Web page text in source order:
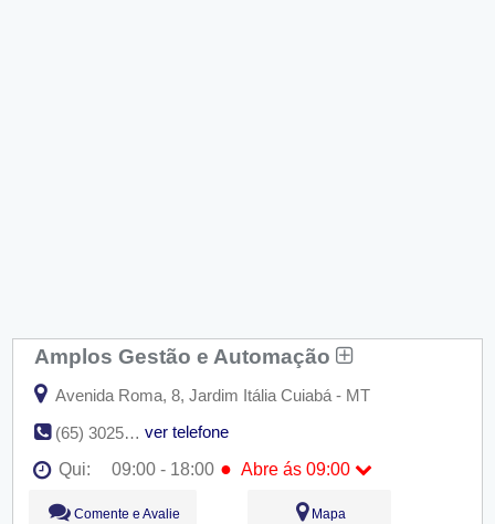
Amplos Gestão e Automação
Avenida Roma, 8, Jardim Itália Cuiabá - MT
(65) 3025-5160
ver telefone
Qui:
09:00 - 18:00 ● Abre ás 09:00
Seg:
Ter:
09:00 - 18:00
Comente e Avalie Mapa